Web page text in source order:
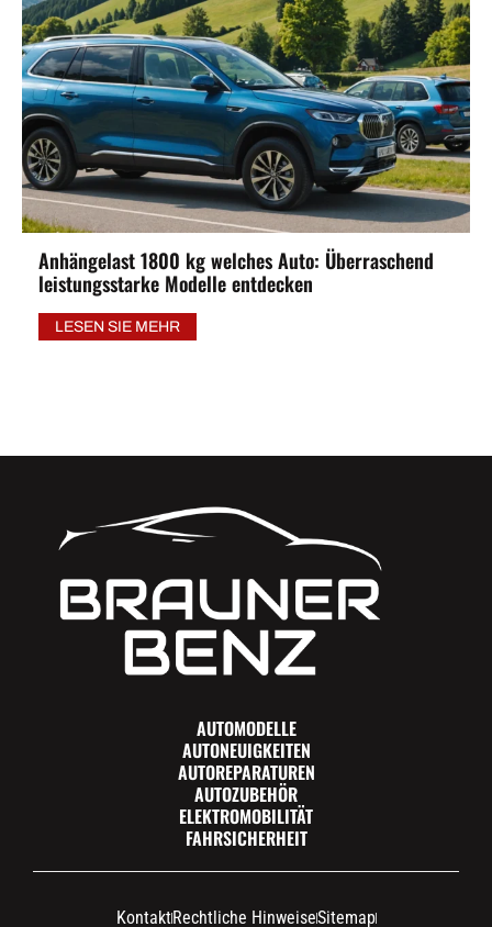
Anhängelast 1800 kg welches Auto: Überraschend
leistungsstarke Modelle entdecken
LESEN SIE MEHR
AUTOMODELLE
AUTONEUIGKEITEN
AUTOREPARATUREN
AUTOZUBEHÖR
ELEKTROMOBILITÄT
FAHRSICHERHEIT
KontaktRechtliche HinweiseSitemap